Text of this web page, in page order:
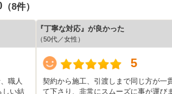
（8件）
職人
しい結
『丁寧な対応』が良かった
（50代／女性）
5
契約から施工、引渡しまで同じ方が一
て下さり、非常にスムーズに事が運び